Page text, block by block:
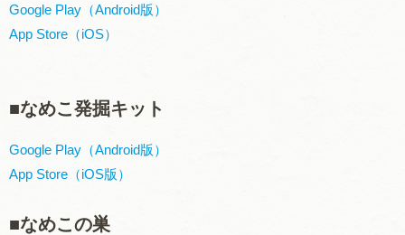
Google Play（Android版）
App Store（iOS）
■なめこ発掘キット
Google Play（Android版）
App Store（iOS版）
■なめこの巣